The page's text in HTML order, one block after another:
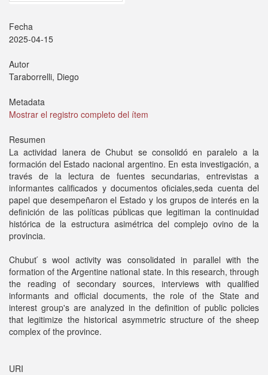
Fecha
2025-04-15
Autor
Taraborrelli, Diego
Metadata
Mostrar el registro completo del ítem
Resumen
La actividad lanera de Chubut se consolidó en paralelo a la
formación del Estado nacional argentino. En esta investigación, a
través de la lectura de fuentes secundarias, entrevistas a
informantes calificados y documentos oficiales,seda cuenta del
papel que desempeñaron el Estado y los grupos de interés en la
definición de las políticas públicas que legitiman la continuidad
histórica de la estructura asimétrica del complejo ovino de la
provincia.
Chubut ́s wool activity was consolidated in parallel with the
formation of the Argentine national state. In this research, through
the reading of secondary sources, interviews with qualified
informants and official documents, the role of the State and
interest group's are analyzed in the definition of public policies
that legitimize the historical asymmetric structure of the sheep
complex of the province.
URI